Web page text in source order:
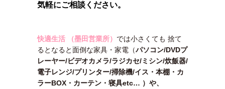
気軽にご相談ください。
快適生活 （墨田営業所） では小さくても 捨て
るとなると面倒な家具・家電（パソコン/DVDプ
レーヤー/ビデオカメラ/ラジカセ/ミシン/炊飯器/
電子レンジ/プリンター/掃除機/イス・本棚・カ
ラーBOX・カーテン・寝具etc… ）や、